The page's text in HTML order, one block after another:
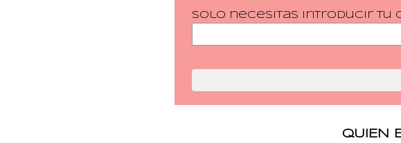
Solo necesitas introducir tu
QUIEN